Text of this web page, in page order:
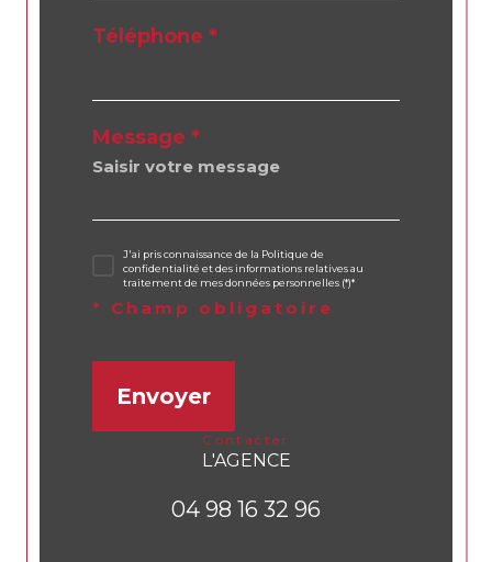
Téléphone *
Message *
J'ai pris connaissance de la Politique de
confidentialité et des informations relatives au
traitement de mes données personnelles (*)*
* Champ obligatoire
Envoyer
contacter
L'AGENCE
04 98 16 32 96